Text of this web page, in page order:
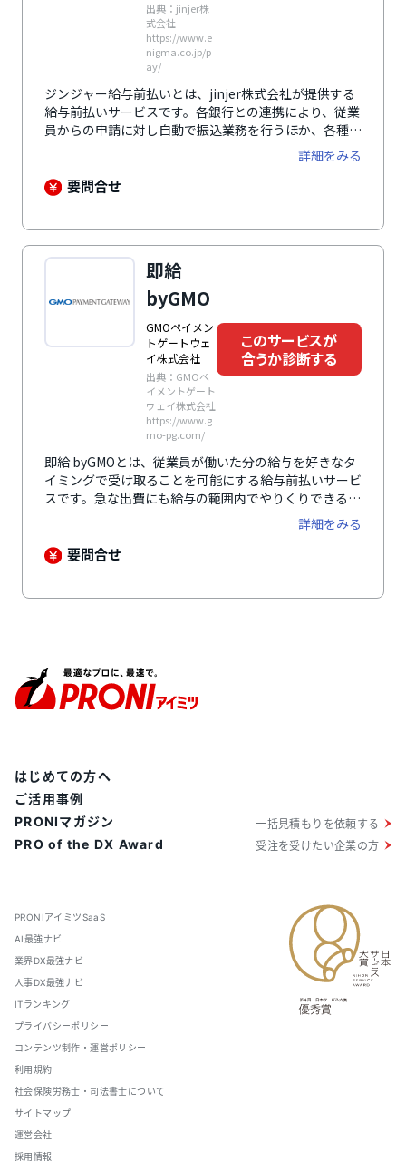
出典：jinjer株
式会社
https://www.e
nigma.co.jp/p
ay/
ジンジャー給与前払いとは、jinjer株式会社が提供する
給与前払いサービスです。各銀行との連携により、従業
員からの申請に対し自動で振込業務を行うほか、各種勤
怠管理システムや給与計算システムとの連携により担当
者の業務負担を軽くします。給与の前払が可能になるこ
とで、求人応募数の向上や従業員の定着率向上にもつな
ています。福利厚生サービスの一つとして多くの企業の
導入実績があり、テレビなどのメディアにも多数取り上
げられ注目されています。
詳細をみる
要問合せ
即給
byGMO
GMOペイメン
トゲートウェ
イ株式会社
出典：GMOペ
イメントゲート
ウェイ株式会社
https://www.g
mo-pg.com/
このサービスが
合うか診断する
即給 byGMOとは、従業員が働いた分の給与を好きなタ
イミングで受け取ることを可能にする給与前払いサービ
スです。急な出費にも給与の範囲内でやりくりできるた
め、従業員の健全な資産形成を促すことができます。給
与前払いサービスの導入により、求職者の目にも止まり
やすくなるため、応募数の増加につながります。さらに
詳細をみる
要問合せ
PRONIアイミツSaaS
AI最強ナビ
業界DX最強ナビ
人事DX最強ナビ
ITランキング
プライバシーポリシー
コンテンツ制作・運営ポリシー
利用規約
社会保険労務士・司法書士について
サイトマップ
運営会社
採用情報
はじめての方へ
ご活用事例
PRONIマガジン
PRO of the DX Award
一括見積もりを依頼する
受注を受けたい企業の方